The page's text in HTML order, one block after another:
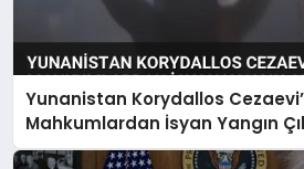
Yunanistan Korydallos
Mahkumlardan İsyan Yangın